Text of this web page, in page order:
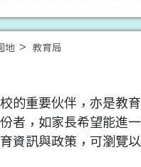
地 教育局
的重要伙伴，亦是教
者，如家長希望能進
資訊與政策，可瀏覽